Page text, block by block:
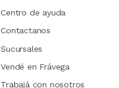
Centro de ayuda
Contactanos
Sucursales
Vendé en Frávega
Trabajá con nosotros